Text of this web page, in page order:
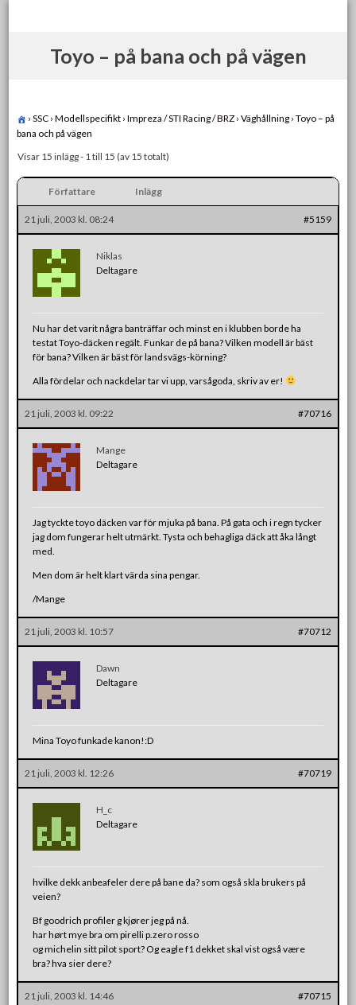
Toyo – på bana och på vägen
› SSC › Modellspecifikt › Impreza / STI Racing / BRZ › Väghållning › Toyo – på
bana och på vägen
Visar 15 inlägg - 1 till 15 (av 15 totalt)
Författare Inlägg
21 juli, 2003 kl. 08:24 #5159
Niklas
Deltagare
Nu har det varit några banträffar och minst en i klubben borde ha
testat Toyo-däcken regält. Funkar de på bana? Vilken modell är bäst
för bana? Vilken är bäst för landsvägs-körning?
Alla fördelar och nackdelar tar vi upp, varsågoda, skriv av er!
21 juli, 2003 kl. 09:22 #70716
Mange
Deltagare
Jag tyckte toyo däcken var för mjuka på bana. På gata och i regn tycker
jag dom fungerar helt utmärkt. Tysta och behagliga däck att åka långt
med.
Men dom är helt klart värda sina pengar.
/Mange
21 juli, 2003 kl. 10:57 #70712
Dawn
Deltagare
Mina Toyo funkade kanon!:D
21 juli, 2003 kl. 12:26 #70719
H_c
Deltagare
hvilke dekk anbeafeler dere på bane da? som også skla brukers på
veien?
Bf goodrich profiler g kjører jeg på nå.
har hørt mye bra om pirelli p.zero rosso
og michelin sitt pilot sport? Og eagle f1 dekket skal vist også være
bra? hva sier dere?
21 juli, 2003 kl. 14:46 #70715